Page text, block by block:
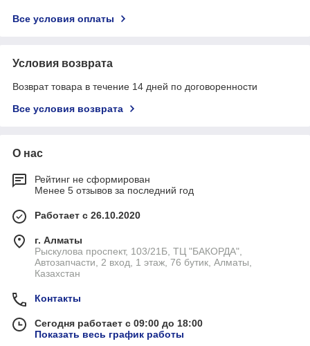
Все условия оплаты
Условия возврата
Возврат товара в течение 14 дней по договоренности
Все условия возврата
О нас
Рейтинг не сформирован
Менее 5 отзывов за последний год
Работает с 26.10.2020
г. Алматы
Рыскулова проспект, 103/21Б, ТЦ "БАКОРДА",
Автозапчасти, 2 вход, 1 этаж, 76 бутик, Алматы,
Казахстан
Контакты
Сегодня работает с 09:00 до 18:00
Показать весь график работы